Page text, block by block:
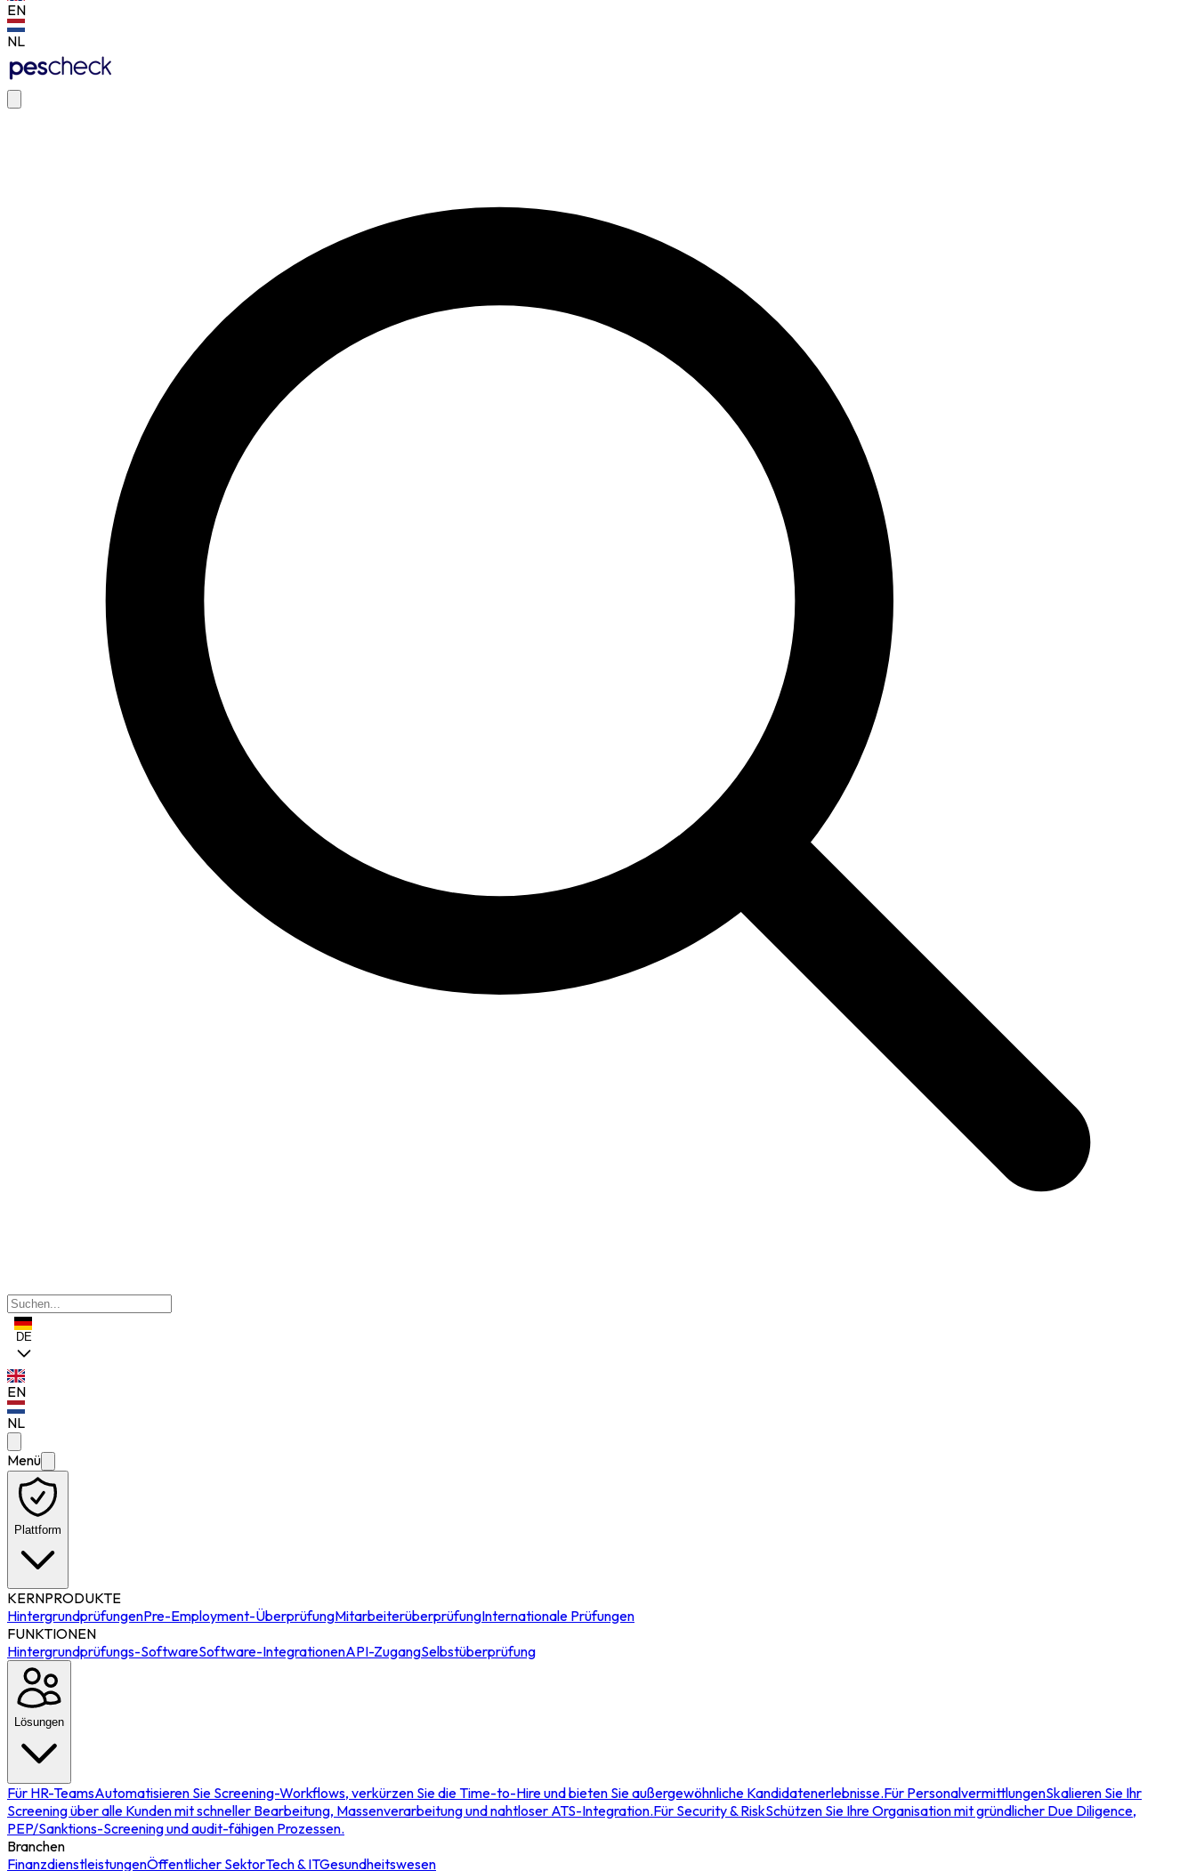
EN
NL
DE
EN
NL
Menü
Plattform
KERNPRODUKTE
HintergrundprüfungenPre-Employment-ÜberprüfungMitarbeiterüberprüfungInternationale Prüfungen
FUNKTIONEN
Hintergrundprüfungs-SoftwareSoftware-IntegrationenAPI-ZugangSelbstüberprüfung
Lösungen
Für HR-TeamsAutomatisieren Sie Screening-Workflows, verkürzen Sie die Time-to-Hire und bieten Sie außergewöhnliche Kandidatenerlebnisse.Für PersonalvermittlungenSkalieren Sie Ihr
Screening über alle Kunden mit schneller Bearbeitung, Massenverarbeitung und nahtloser ATS-Integration.Für Security & RiskSchützen Sie Ihre Organisation mit gründlicher Due Diligence,
PEP/Sanktions-Screening und audit-fähigen Prozessen.
Branchen
FinanzdienstleistungenÖffentlicher SektorTech & ITGesundheitswesen